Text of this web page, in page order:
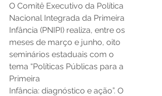
O Comitê Executivo da Política
Nacional Integrada da Primeira
Infância (PNIPI) realiza, entre os
meses de março e junho, oito
seminários estaduais com o
tema “Políticas Públicas para a
Primeira
Infância: diagnóstico e ação”. O